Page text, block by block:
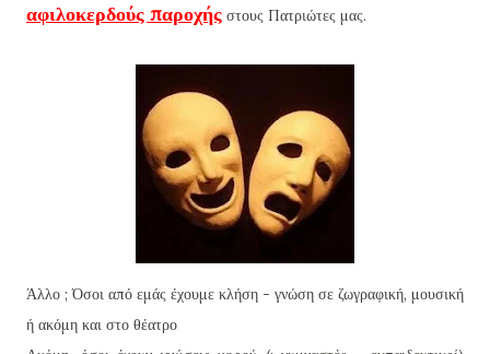
αφιλοκερδούς παροχής στους Πατριώτες μας.
Άλλο ; Όσοι από εμάς έχουμε κλήση - γνώση σε ζωγραφική, μουσική
ή ακόμη και στο θέατρο